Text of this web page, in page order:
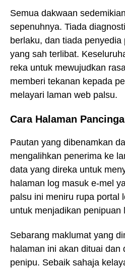
Semua dakwaan
sepenuhnya. Tiada
berlaku, dan tiada penyedia
yang sah terlibat.
reka untuk mewujudkan
memberi tekanan kepada
melayari laman web palsu.
Cara Halaman
Pautan yang dibenamkan
mengalihkan penerima ke
data yang direka untuk
halaman log masuk e-mel
palsu ini meniru rupa portal
untuk menjadikan penipuan
Sebarang maklumat yang
halaman ini akan dituai dan
penipu. Sebaik sahaja